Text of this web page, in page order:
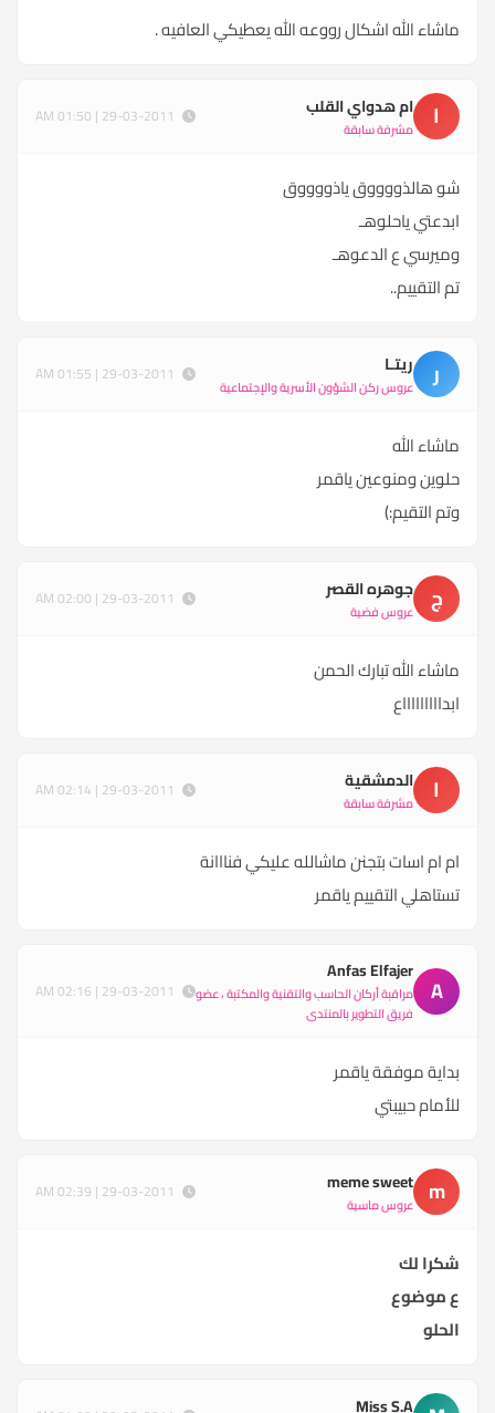
ماشاء الله اشكال رووعه الله يعطيكي العافيه .
ا ام هدواي القلب
مشرفة سابقة
شو هالذووووق ياذووووق
ابدعتي ياحلوهـ
وميرسي ع الدعوهـ
تم التقييم..
ر ريتـا
عروس ركن الشؤون الأسرية والإجتماعية
ماشاء الله
حلوين ومنوعين ياقمر
وتم التقيم:)
ج جوهره القصر
عروس فضية
ماشاء الله تبارك الحمن
ابداااااااااع
ا الدمشقية
مشرفة سابقة
ام ام اسات بتجنن ماشالله عليكي فنااانة
تستاهلي التقييم ياقمر
A
Anfas Elfajer
مراقبة أركان الحاسب والتقنية والمكتبة ، عضو
فريق التطوير بالمنتدى
بداية موفقة ياقمر
للأمام حبيبتي
m
meme sweet
عروس ماسية
شكرا لك
ع موضوع
الحلو
Miss S.A